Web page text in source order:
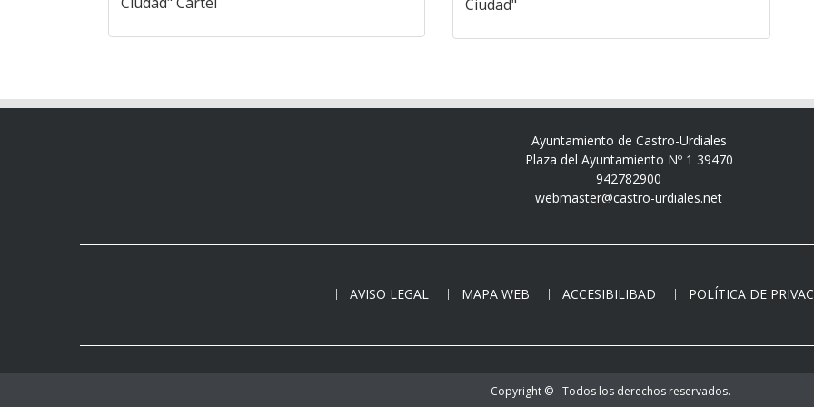
Ciudad"
Ayuntamiento de Castro-Urdiales
Plaza del Ayuntamiento Nº 1 39470
942782900
webmaster@castro-urdiales.net
AVISO LEGAL MAPA WEB ACCESIBILIBAD POLÍTICA DE
Copyright © - Todos los derechos reservados.